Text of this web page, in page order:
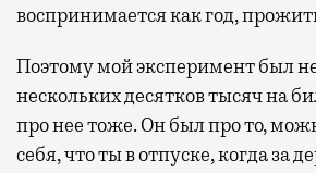
воспринимается как год,
Поэтому мой эксперимент был
нескольких десятков тысяч на
про нее тоже. Он был про то,
себя, что ты в отпуске, когда за